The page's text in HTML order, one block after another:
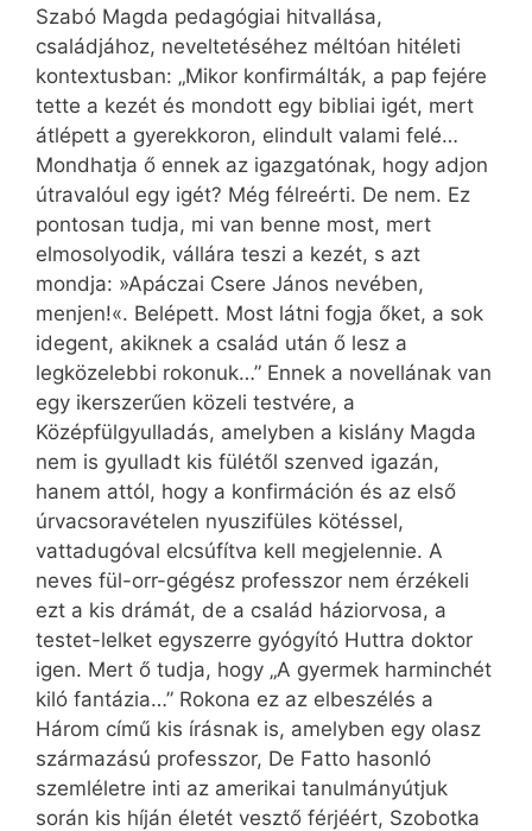
Szabó Magda pedagógiai hitvallása,
családjához, neveltetéséhez méltóan hitéleti
kontextusban: „Mikor konfirmálták, a pap fejére
tette a kezét és mondott egy bibliai igét, mert
átlépett a gyerekkoron, elindult valami felé…
Mondhatja ő ennek az igazgatónak, hogy adjon
útravalóul egy igét? Még félreérti. De nem. Ez
pontosan tudja, mi van benne most, mert
elmosolyodik, vállára teszi a kezét, s azt
mondja: »Apáczai Csere János nevében,
menjen!«. Belépett. Most látni fogja őket, a sok
idegent, akiknek a család után ő lesz a
legközelebbi rokonuk…” Ennek a novellának van
egy ikerszerűen közeli testvére, a
Középfülgyulladás, amelyben a kislány Magda
nem is gyulladt kis fülétől szenved igazán,
hanem attól, hogy a konfirmáción és az első
úrvacsoravételen nyuszifüles kötéssel,
vattadugóval elcsúfítva kell megjelennie. A
neves fül-orr-gégész professzor nem érzékeli
ezt a kis drámát, de a család háziorvosa, a
testet-lelket egyszerre gyógyító Huttra doktor
igen. Mert ő tudja, hogy „A gyermek harminchét
kiló fantázia…” Rokona ez az elbeszélés a
Három című kis írásnak is, amelyben egy olasz
származású professzor, De Fatto hasonló
szemléletre inti az amerikai tanulmányútjuk
során kis híján életét vesztő férjéért, Szobotka